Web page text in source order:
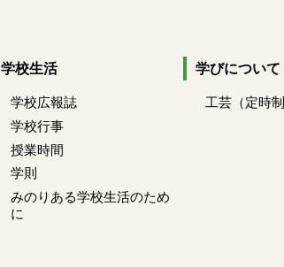
学校生活
学校広報誌
学校行事
授業時間
学則
みのりある学校生活のため
に
学びについて
工芸（定時制